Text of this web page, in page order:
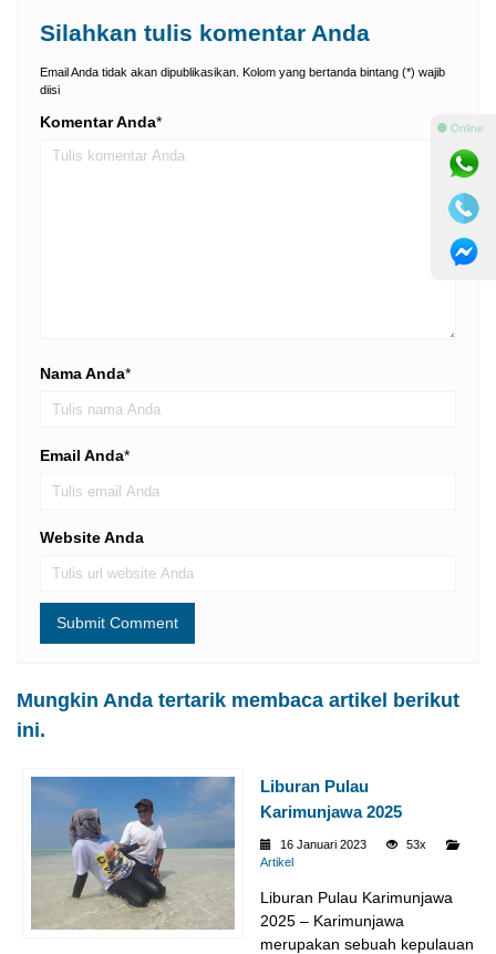
Silahkan tulis komentar Anda
Email Anda tidak akan dipublikasikan. Kolom yang bertanda bintang (*) wajib
diisi
Komentar Anda*
Nama Anda*
Email Anda*
Website Anda
Mungkin Anda tertarik membaca artikel berikut
ini.
Liburan Pulau
Karimunjawa 2025
16 Januari 2023
53x
Artikel
Liburan Pulau Karimunjawa
2025 – Karimunjawa
merupakan sebuah kepulauan
⚫ Online